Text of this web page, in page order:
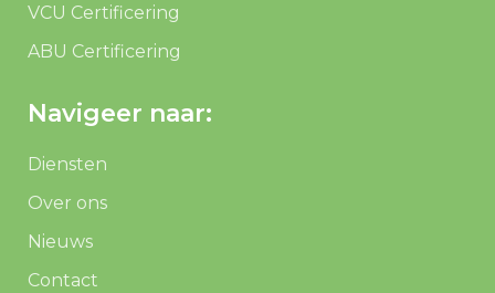
VCU Certificering
ABU Certificering
Navigeer naar:
Diensten
Over ons
Nieuws
Contact